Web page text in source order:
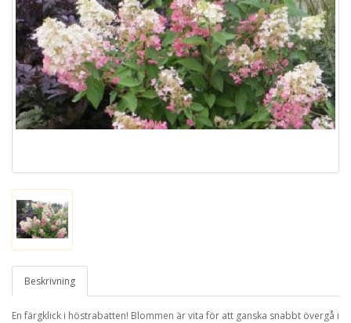
Beskrivning
En färgklick i höstrabatten! Blommen är vita för att ganska snabbt övergå i